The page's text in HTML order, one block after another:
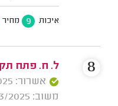
איכות 9 מחיר
ל. ח. פתח
אשרור: 17/12/2025
משוב: 11/03/2025
8